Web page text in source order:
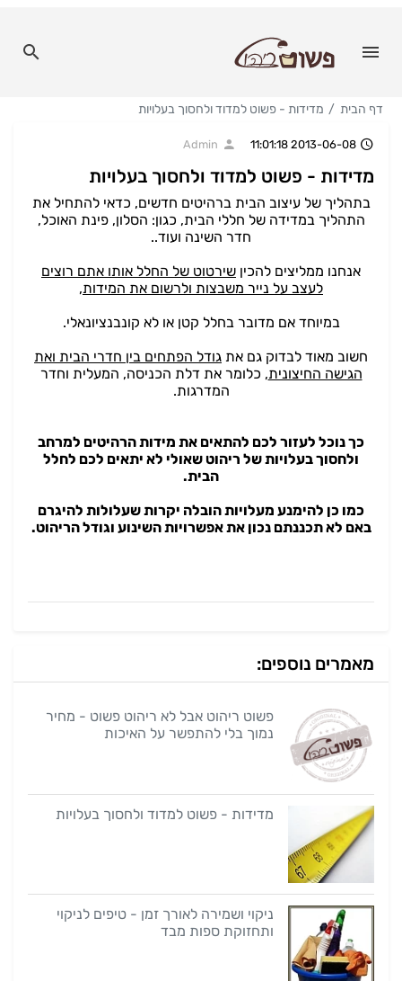
דף הבית מדידות - פשוט למדוד ולחסוך בעלויות
2013-06-08 11:01:18
Admin
מדידות - פשוט למדוד ולחסוך בעלויות
בתהליך של עיצוב הבית ברהיטים חדשים, כדאי להתחיל את
התהליך במדידה של חללי הבית, כגון: הסלון, פינת האוכל,
חדר השינה ועוד..
אנחנו ממליצים להכין שירטוט של החלל אותו אתם רוצים
לעצב על נייר משבצות ולרשום את המידות,
במיוחד אם מדובר בחלל קטן או לא קונבנציונאלי.
חשוב מאוד לבדוק גם את גודל הפתחים בין חדרי הבית ואת
הגישה החיצונית, כלומר את דלת הכניסה, המעלית וחדר
המדרגות.
כך נוכל לעזור לכם להתאים את מידות הרהיטים למרחב
ולחסוך בעלויות של ריהוט שאולי לא יתאים לכם לחלל
הבית.
כמו כן להימנע מעלויות הובלה יקרות שעלולות להיגרם
באם לא תכננתם נכון את אפשרויות השינוע וגודל הריהוט.
מאמרים נוספים:
פשוט ריהוט אבל לא ריהוט פשוט - מחיר
נמוך בלי להתפשר על האיכות
מדידות - פשוט למדוד ולחסוך בעלויות
ניקוי ושמירה לאורך זמן - טיפים לניקוי
ותחזוקת ספות מבד